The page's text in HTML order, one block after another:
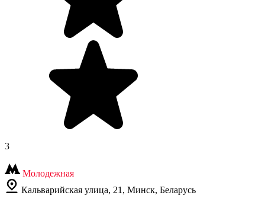
3
Молодежная
Кальварийская улица, 21, Минск, Беларусь